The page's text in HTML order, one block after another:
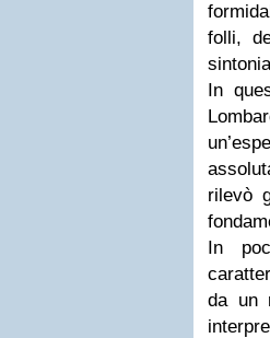
folli,
In
rilevò
In
da un